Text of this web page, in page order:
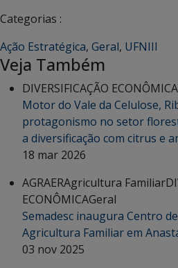
Categorias :
Ação Estratégica, Geral, UFNIII
Veja Também
DIVERSIFICAÇÃO ECONÔMICA
Motor do Vale da Celulose,
protagonismo no setor
a diversificação com citrus e
18 mar 2026
AGRAERAgricultura Familiar
ECONÔMICAGeral
Semadesc inaugura Centro
Agricultura Familiar em
03 nov 2025